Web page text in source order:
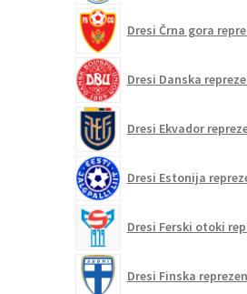
Dresi Črna gora
Dresi Danska
Dresi Ekvador
Dresi Estonija
Dresi Ferski otoki
Dresi Finska